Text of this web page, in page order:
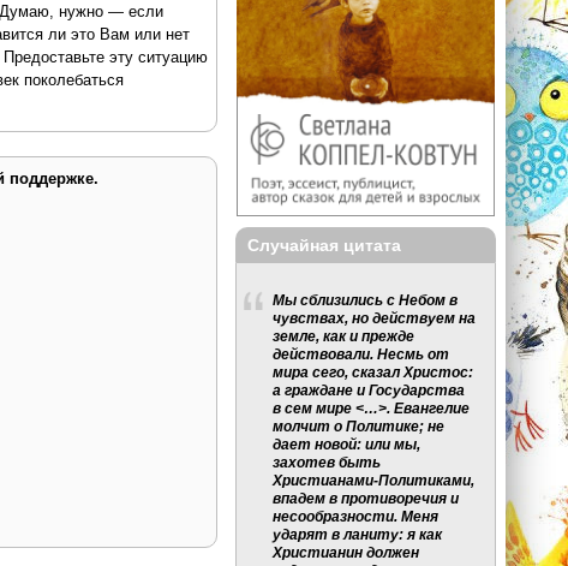
Думаю, нужно — если
ли это Вам или нет
эту ситуацию
поколебаться
поддержке.
Случайная цитата
Мы сблизились с Небом в
чувствах, но действуем на
земле, как и прежде
действовали. Несмь от
мира сего, сказал Христос:
а граждане и Государства
в сем мире <…>. Евангелие
молчит о Политике; не
дает новой: или мы,
захотев быть
Христианами-Политиками,
впадем в противоречия и
несообразности. Меня
ударят в ланиту: я как
Христианин должен